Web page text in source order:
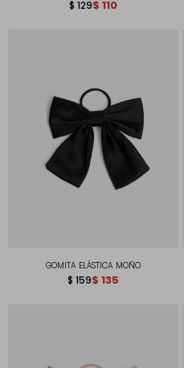
$ 129$ 110
GOMITA ELÁSTICA MOÑO
$ 159$ 135